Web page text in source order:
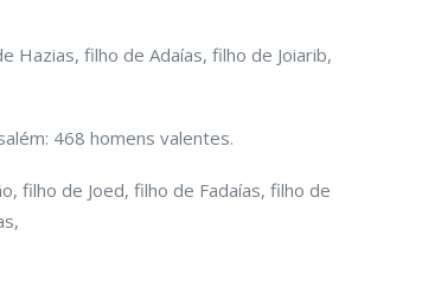
Hazias, filho de Adaías, filho de Joiarib,
468 homens valentes.
filho de Joed, filho de Fadaías, filho de